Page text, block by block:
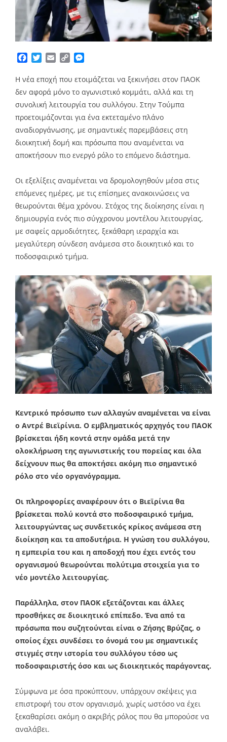
Facebook
TwitterEmailCopy
Η νέα εποχή που ετοιμάζεται να ξεκινήσει στον ΠΑΟΚ
δεν αφορά μόνο το αγωνιστικό κομμάτι, αλλά και τη
συνολική λειτουργία του συλλόγου. Στην Τούμπα
προετοιμάζονται για ένα εκτεταμένο πλάνο
αναδιοργάνωσης, με σημαντικές παρεμβάσεις στη
διοικητική δομή και πρόσωπα που αναμένεται να
αποκτήσουν πιο ενεργό ρόλο το επόμενο διάστημα.
Οι εξελίξεις αναμένεται να δρομολογηθούν μέσα στις
επόμενες ημέρες, με τις επίσημες ανακοινώσεις να
θεωρούνται θέμα χρόνου. Στόχος της διοίκησης είναι η
δημιουργία ενός πιο σύγχρονου μοντέλου λειτουργίας,
με σαφείς αρμοδιότητες, ξεκάθαρη ιεραρχία και
μεγαλύτερη σύνδεση ανάμεσα στο διοικητικό και το
ποδοσφαιρικό τμήμα.
Κεντρικό πρόσωπο των αλλαγών αναμένεται να είναι
ο Αντρέ Βιεϊρίνια. Ο εμβληματικός αρχηγός του ΠΑΟΚ
βρίσκεται ήδη κοντά στην ομάδα μετά την
ολοκλήρωση της αγωνιστικής του πορείας και όλα
δείχνουν πως θα αποκτήσει ακόμη πιο σημαντικό
ρόλο στο νέο οργανόγραμμα.
Οι πληροφορίες αναφέρουν ότι ο Βιεϊρίνια θα
βρίσκεται πολύ κοντά στο ποδοσφαιρικό τμήμα,
λειτουργώντας ως συνδετικός κρίκος ανάμεσα στη
διοίκηση και τα αποδυτήρια. Η γνώση του συλλόγου,
η εμπειρία του και η αποδοχή που έχει εντός του
οργανισμού θεωρούνται πολύτιμα στοιχεία για το
νέο μοντέλο λειτουργίας.
Παράλληλα, στον ΠΑΟΚ εξετάζονται και άλλες
προσθήκες σε διοικητικό επίπεδο. Ένα από τα
πρόσωπα που συζητούνται είναι ο Ζήσης Βρύζας, ο
οποίος έχει συνδέσει το όνομά του με σημαντικές
στιγμές στην ιστορία του συλλόγου τόσο ως
ποδοσφαιριστής όσο και ως διοικητικός παράγοντας.
Σύμφωνα με όσα προκύπτουν, υπάρχουν σκέψεις για
επιστροφή του στον οργανισμό, χωρίς ωστόσο να έχει
ξεκαθαρίσει ακόμη ο ακριβής ρόλος που θα μπορούσε να
αναλάβει.